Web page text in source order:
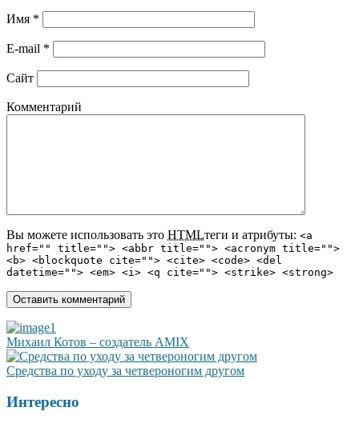
Имя *
E-mail *
Сайт
Комментарий
Вы можете использовать это HTMLтеги и атрибуты: <a
href="" title=""> <abbr title=""> <acronym title="">
<b> <blockquote cite=""> <cite> <code> <del
datetime=""> <em> <i> <q cite=""> <strike> <strong>
Михаил Котов – создатель AMIX
Средства по уходу за четвероногим другом
Интересно